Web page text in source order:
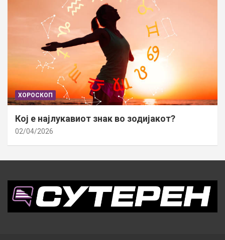
ХОРОСКОП
Кој е најлукавиот знак во зодијакот?
02/04/2026